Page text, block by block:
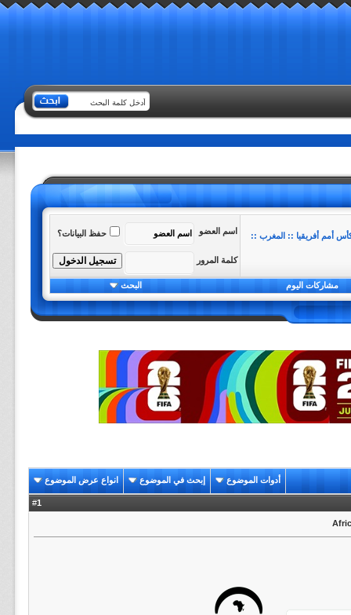
أمم أفريقيا :: المغرب :: اسم العضو حفظ البيانات؟
كلمة المرور
مشاركات اليوم البحث
أدوات الموضوع إبحث في الموضوع انواع عرض الموضوع
1